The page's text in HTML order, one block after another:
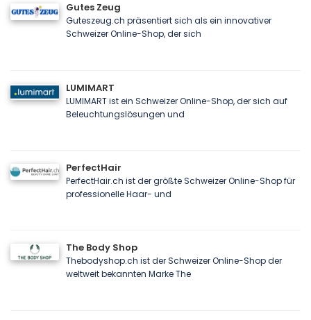
Gutes Zeug
Guteszeug.ch präsentiert sich als ein innovativer
Schweizer Online-Shop, der sich
LUMIMART
LUMIMART ist ein Schweizer Online-Shop, der sich auf
Beleuchtungslösungen und
PerfectHair
PerfectHair.ch ist der größte Schweizer Online-Shop für
professionelle Haar- und
The Body Shop
Thebodyshop.ch ist der Schweizer Online-Shop der
weltweit bekannten Marke The